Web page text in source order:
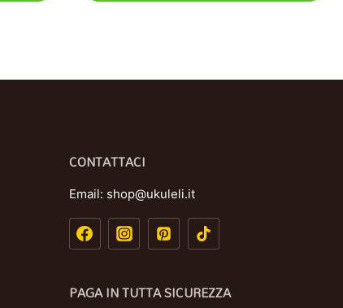
CONTATTACI
Email: shop@ukuleli.it
PAGA IN TUTTA SICUREZZA